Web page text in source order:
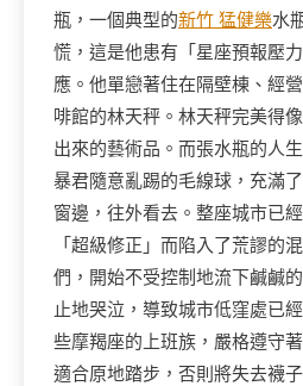
瓶，一個典型的新竹 猛健樂水
慌，這是他患有「星座預報壓
應。他單戀著住在隔壁棟、經
啡館的林天秤。林天秤完美得
出來的藝術品。而張水瓶的人
暴君隨意亂踢的毛線球，充滿
窗邊，往外看去。整座城市已
「超級修正」而陷入了荒謬的
們，開始不受控制地流下鹹鹹
止地哭泣，導致城市低窪處已
些摩羯座的上班族，嚴格遵守
適合原地踏步，否則將失去襪